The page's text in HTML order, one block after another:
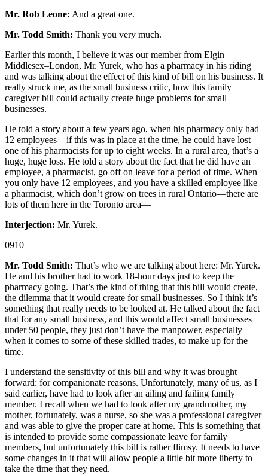
Mr. Rob Leone: And a great one.
Mr. Todd Smith: Thank you very much.
Earlier this month, I believe it was our member from Elgin–
Middlesex–London, Mr. Yurek, who has a pharmacy in his riding
and was talking about the effect of this kind of bill on his business. It
really struck me, as the small business critic, how this family
caregiver bill could actually create huge problems for small
businesses.
He told a story about a few years ago, when his pharmacy only had
12 employees—if this was in place at the time, he could have lost
one of his pharmacists for up to eight weeks. In a rural area, that’s a
huge, huge loss. He told a story about the fact that he did have an
employee, a pharmacist, go off on leave for a period of time. When
you only have 12 employees, and you have a skilled employee like
a pharmacist, which don’t grow on trees in rural Ontario—there are
lots of them here in the Toronto area—
Interjection: Mr. Yurek.
0910
Mr. Todd Smith: That’s who we are talking about here: Mr. Yurek.
He and his brother had to work 18-hour days just to keep the
pharmacy going. That’s the kind of thing that this bill would create,
the dilemma that it would create for small businesses. So I think it’s
something that really needs to be looked at. He talked about the fact
that for any small business, and this would affect small businesses
under 50 people, they just don’t have the manpower, especially
when it comes to some of these skilled trades, to make up for the
time.
I understand the sensitivity of this bill and why it was brought
forward: for companionate reasons. Unfortunately, many of us, as I
said earlier, have had to look after an ailing and failing family
member. I recall when we had to look after my grandmother, my
mother, fortunately, was a nurse, so she was a professional caregiver
and was able to give the proper care at home. This is something that
is intended to provide some compassionate leave for family
members, but unfortunately this bill is rather flimsy. It needs to have
some changes in it that will allow people a little bit more liberty to
take the time that they need.